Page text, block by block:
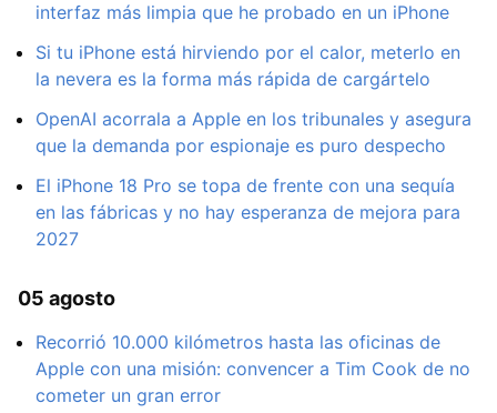
interfaz más limpia que he probado en un iPhone
Si tu iPhone está hirviendo por el calor, meterlo en
la nevera es la forma más rápida de cargártelo
OpenAI acorrala a Apple en los tribunales y asegura
que la demanda por espionaje es puro despecho
El iPhone 18 Pro se topa de frente con una sequía
en las fábricas y no hay esperanza de mejora para
2027
05 agosto
Recorrió 10.000 kilómetros hasta las oficinas de
Apple con una misión: convencer a Tim Cook de no
cometer un gran error